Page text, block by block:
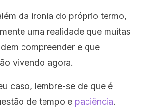
da ironia do próprio termo,
uma realidade que muitas
compreender e que
vivendo agora.
caso, lembre-se de que é
de tempo e paciência.